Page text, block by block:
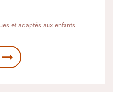
et adaptés aux enfants